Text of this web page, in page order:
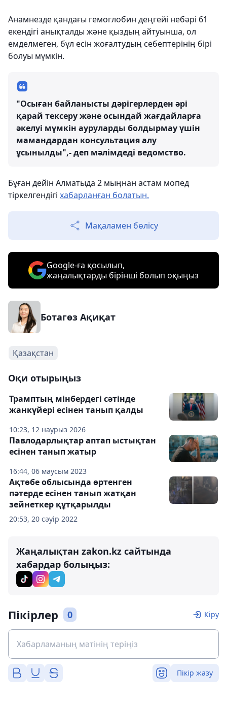
Анамнезде қандағы гемоглобин деңгейі небәрі 61
екендігі анықталды және қыздың айтуынша, ол
емделмеген, бұл есін жоғалтудың себептерінің бірі
болуы мүмкін.
"Осыған байланысты дәрігерлерден әрі
қарай тексеру және осындай жағдайларға
әкелуі мүмкін ауруларды болдырмау үшін
мамандардан консультация алу
ұсынылды",- деп мәлімдеді ведомство.
Бұған дейін Алматыда 2 мыңнан астам мопед
тіркелгендігі хабарланған болатын.
Мақаламен бөлісу
Google-ға қосылып,
жаңалықтарды бірінші болып оқыңыз
Ботагөз Ақиқат
Қазақстан
Оқи отырыңыз
10:23, 12 наурыз 2026
Трамптың мінбердегі сәтінде
жанкүйері есінен танып қалды
16:44, 06 маусым 2023
Павлодарлықтар аптап ыстықтан
есінен танып жатыр
20:53, 20 сәуір 2022
Ақтөбе облысында өртенген
пәтерде есінен танып жатқан
зейнеткер құтқарылды
Жаңалықтан zakon.kz сайтында
хабардар болыңыз:
Пікірлер 0 Кіру
Пікір жазу